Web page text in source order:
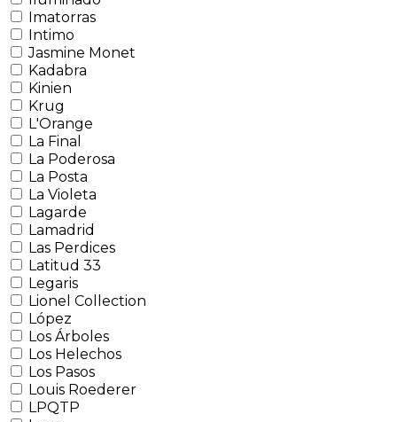
Imatorras
Intimo
Jasmine Monet
Kadabra
Kinien
Krug
L'Orange
La Final
La Poderosa
La Posta
La Violeta
Lagarde
Lamadrid
Las Perdices
Latitud 33
Legaris
Lionel Collection
López
Los Árboles
Los Helechos
Los Pasos
Louis Roederer
LPQTP